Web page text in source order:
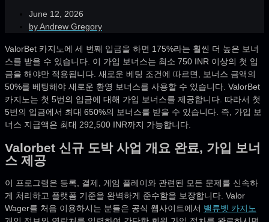
June 12, 2026
byAndrew Gregory
ValorBet 카지노에 세 번째 입금을 하면 175%라는 훨씬 더 높은 보너
스를 받을 수 있습니다. 이 가입 보너스는 최소 750 INR 이상의 첫 입
금을 해야만 적용됩니다. 새로운 베팅 조건에 따르면, 보너스 금액의
50%를 베팅해야 새로운 환영 보너스를 사용할 수 있습니다. ValorBet
카지노는 첫 5번의 입금에 대해 가입 보너스를 제공합니다. 따라서 첫
5번의 입금에서 최대 650%의 보너스를 받을 수 있습니다. 즉, 가입 보
너스 지급액은 최대 292,500 INR까지 가능합니다.
Valorbet 신규 도박 사업 개요 완료, 가입 보너
스 제공
이 프로그램은 등록, 결제, 게임 플레이와 관련된 모든 문제를 신속하
게 처리하고 플랫폼 기준을 완벽하게 준수함을 보장합니다. Valor
Wager를 처음 이용하시는 분들은 공식 웹사이트에서 밸류벳 카지노